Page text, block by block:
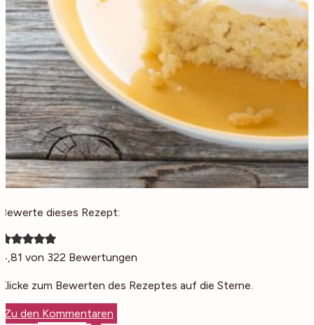
Bewerte dieses Rezept:
4,81 von 322 Bewertungen
Klicke zum Bewerten des Rezeptes auf die Sterne.
Zu den Kommentaren